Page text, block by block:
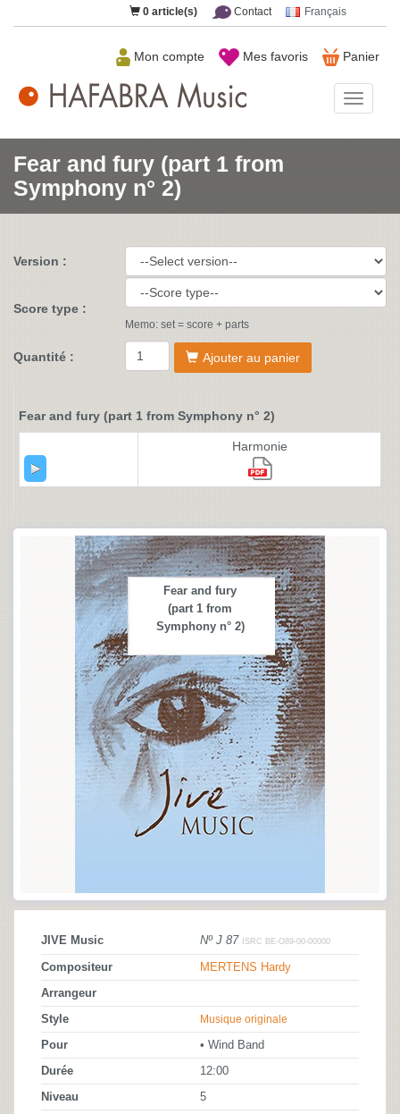
0 article(s) Contact Français
Panier
Mes favoris
Mon compte
Music
Fear and fury (part 1 from
Symphony n° 2)
Version :
Score type :
Memo: set = score + parts
Quantité : Ajouter au panier
Fear and fury (part 1 from Symphony n° 2)
Harmonie
Fear and fury
(part 1 from
Symphony n° 2)
JIVE Music Nº J 87 ISRC BE-O89-00-00000
Compositeur MERTENS Hardy
Arrangeur
Style Musique originale
Pour • Wind Band
Durée 12:00
Niveau 5